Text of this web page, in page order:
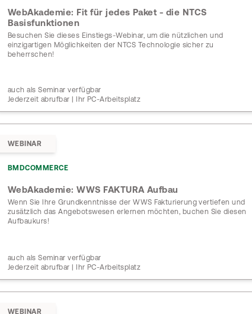
WebAkademie: Fit für jedes Paket - die NTCS
Basisfunktionen
Besuchen Sie dieses Einstiegs-Webinar, um die nützlichen und
einzigartigen Möglichkeiten der NTCS Technologie sicher zu
beherrschen!
auch als Seminar verfügbar
Jederzeit abrufbar | Ihr PC-Arbeitsplatz
WEBINAR
BMDCOMMERCE
WebAkademie: WWS FAKTURA Aufbau
Wenn Sie Ihre Grundkenntnisse der WWS Fakturierung vertiefen und
zusätzlich das Angebotswesen erlernen möchten, buchen Sie diesen
Aufbaukurs!
auch als Seminar verfügbar
Jederzeit abrufbar | Ihr PC-Arbeitsplatz
WEBINAR